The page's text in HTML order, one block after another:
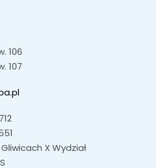
106
107
X Wydział